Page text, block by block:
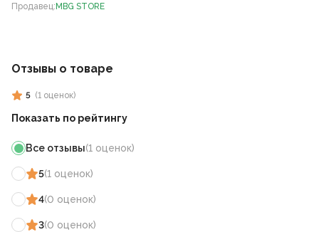
Продавец: MBG STORE
Отзывы о товаре
5 (1 оценок)
Показать по рейтингу
Все отзывы(1 оценок)
5(1 оценок)
4(0 оценок)
3(0 оценок)